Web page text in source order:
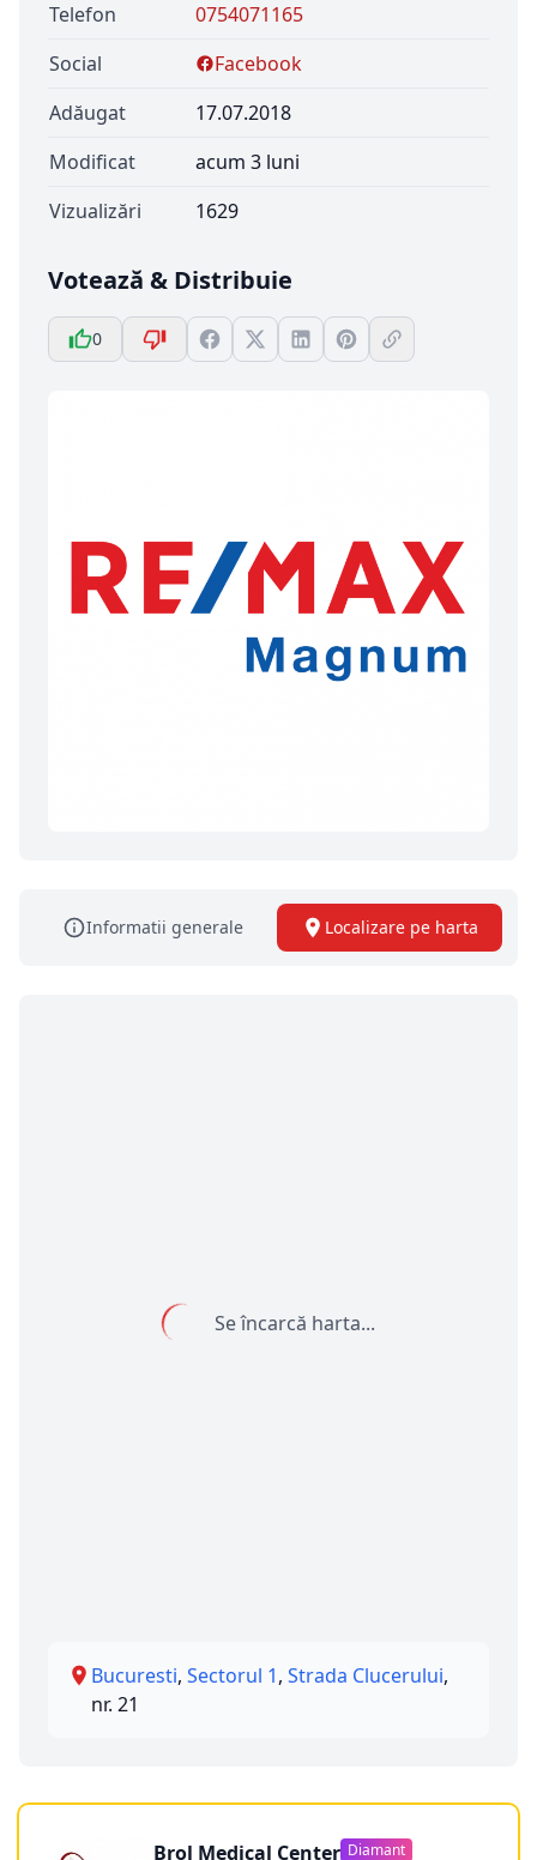
Telefon
0754071165
Social
Facebook
Adăugat
17.07.2018
Modificat
acum 3 luni
Vizualizări
1629
Votează & Distribuie
0
Informatii generale Localizare pe harta
Se încarcă harta...
Bucuresti, Sectorul 1, Strada Clucerului,
nr. 21
Brol Medical Center Diamant